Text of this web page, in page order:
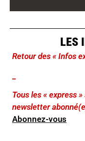
LES
Retour des « Infos
Tous les « express
newsletter
Abonnez-vous